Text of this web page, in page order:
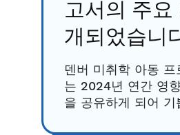
고서의 주요
개되었습니
덴버 미취학 아동 프
는 2024년 연간 영
을 공유하게 되어 기